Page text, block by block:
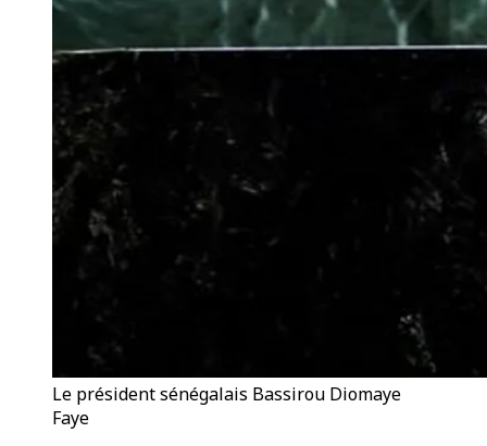
Le président sénégalais Bassirou Diomaye
Faye